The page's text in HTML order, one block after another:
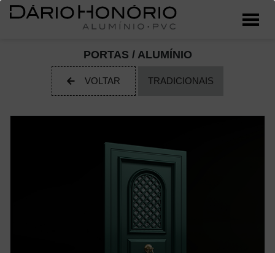
PORTAS / ALUMÍNIO
VOLTAR TRADICIONAIS